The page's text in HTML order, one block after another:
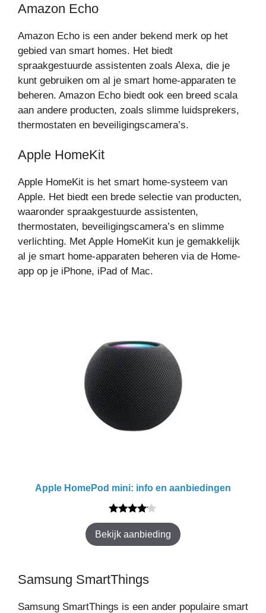
Amazon Echo
Amazon Echo is een ander bekend merk op het
gebied van smart homes. Het biedt
spraakgestuurde assistenten zoals Alexa, die je
kunt gebruiken om al je smart home-apparaten te
beheren. Amazon Echo biedt ook een breed scala
aan andere producten, zoals slimme luidsprekers,
thermostaten en beveiligingscamera’s.
Apple HomeKit
Apple HomeKit is het smart home-systeem van
Apple. Het biedt een brede selectie van producten,
waaronder spraakgestuurde assistenten,
thermostaten, beveiligingscamera’s en slimme
verlichting. Met Apple HomeKit kun je gemakkelijk
al je smart home-apparaten beheren via de Home-
app op je iPhone, iPad of Mac.
Apple HomePod mini: info en aanbiedingen
4.00van
5
Bekijk aanbieding
Samsung SmartThings
Samsung SmartThings is een ander populaire smart